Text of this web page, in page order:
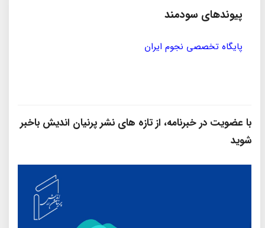
پیوندهای سودمند
پایگاه تخصصی نجوم ایران
با عضویت در خبرنامه، از تازه‌ های نشر پرنیان‌ اندیش باخبر
شوید